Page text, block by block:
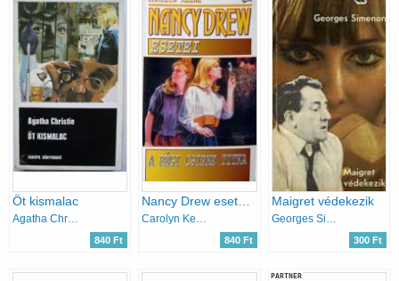
Öt kismalac
Agatha Christie
840 Ft
Carolyn Keene
840 Ft
Maigret védekezik
Georges Simenon
300 Ft
PARTNER